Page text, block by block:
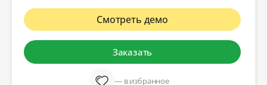
Смотреть демо
Заказать
— в избранное